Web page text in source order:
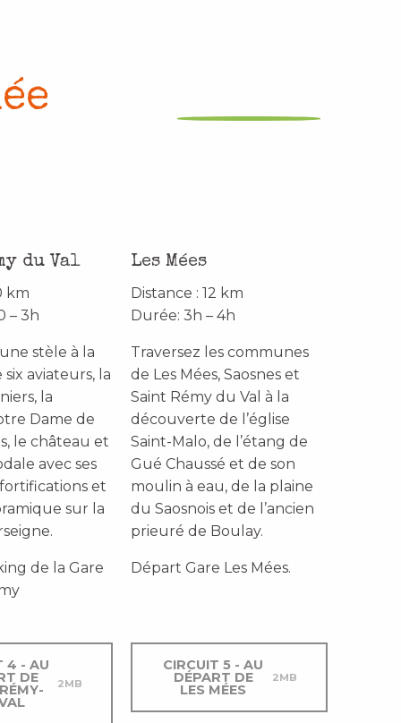
du Val
km
– 3h
stèle à la
aviateurs, la
la
Dame de
le château et
avec ses
et
sur la
.
de la Gare
Les Mées
Distance : 12 km
Durée: 3h – 4h
Traversez les communes
de Les Mées, Saosnes et
Saint Rémy du Val à la
découverte de l’église
Saint-Malo, de l’étang de
Gué Chaussé et de son
moulin à eau, de la plaine
du Saosnois et de l’ancien
prieuré de Boulay.
Départ Gare Les Mées.
4 - AU
DE 2MB
CIRCUIT 5 - AU
DÉPART DE
LES MÉES
2MB